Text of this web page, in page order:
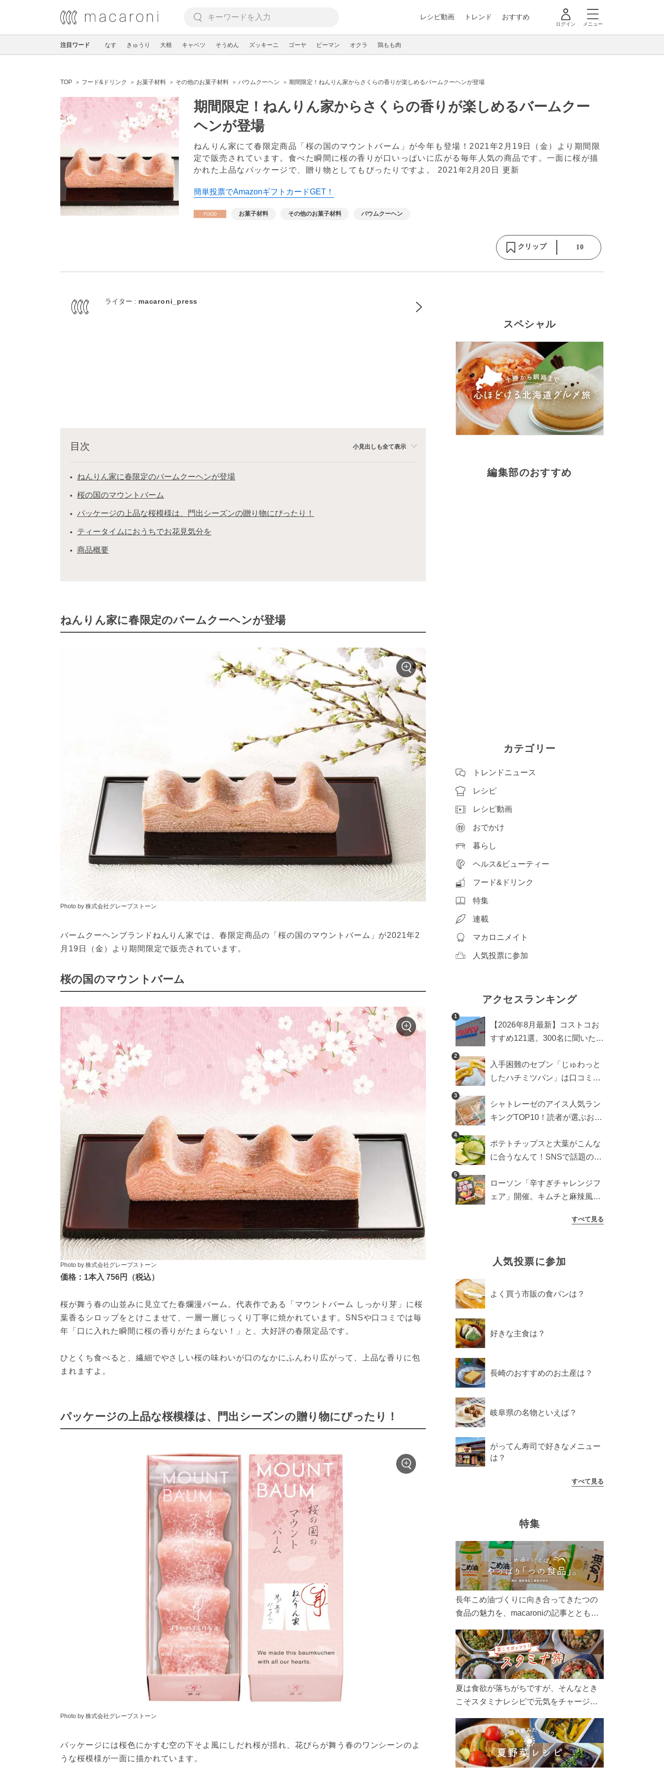
レシピ動画 トレンド おすすめ
ログイン メニュー
注目ワード なす きゅうり 大根 キャベツ そうめん ズッキーニ ゴーヤ ピーマン オクラ 鶏もも肉
TOP フード&ドリンク お菓子材料 その他のお菓子材料 バウムクーヘン 期間限定！ねんりん家からさくらの香りが楽しめるバームクーヘンが登場
期間限定！ねんりん家からさくらの香りが楽しめるバームクー
ヘンが登場
ねんりん家にて春限定商品「桜の国のマウントバーム」が今年も登場！2021年2月19日（金）より期間限
定で販売されています。食べた瞬間に桜の香りが口いっぱいに広がる毎年人気の商品です。一面に桜が描
かれた上品なパッケージで、贈り物としてもぴったりですよ。 2021年2月20日 更新
簡単投票でAmazonギフトカードGET！
お菓子材料 その他のお菓子材料 バウムクーヘン
クリップ 10
ライター : macaroni_press
目次 小見出しも全て表示
ねんりん家に春限定のバームクーヘンが登場
桜の国のマウントバーム
パッケージの上品な桜模様は、門出シーズンの贈り物にぴったり！
ティータイムにおうちでお花見気分を
商品概要
ねんりん家に春限定のバームクーヘンが登場
Photo by 株式会社グレープストーン
バームクーヘンブランドねんりん家では、春限定商品の「桜の国のマウントバーム」が2021年2
月19日（金）より期間限定で販売されています。
桜の国のマウントバーム
Photo by 株式会社グレープストーン
価格：1本入 756円（税込）
桜が舞う春の山並みに見立てた春爛漫バーム。代表作である「マウントバーム しっかり芽」に桜
葉香るシロップをとけこませて、一層一層じっくり丁寧に焼かれています。SNSや口コミでは毎
年「口に入れた瞬間に桜の香りがたまらない！」と、大好評の春限定品です。
ひとくち食べると、繊細でやさしい桜の味わいが口のなかにふんわり広がって、上品な香りに包
まれますよ。
パッケージの上品な桜模様は、門出シーズンの贈り物にぴったり！
Photo by 株式会社グレープストーン
パッケージには桜色にかすむ空の下そよ風にしだれ桜が揺れ、花びらが舞う春のワンシーンのよ
うな桜模様が一面に描かれています。
スペシャル
編集部のおすすめ
カテゴリー
トレンドニュース
レシピ
レシピ動画
おでかけ
暮らし
ヘルス&ビューティー
フード&ドリンク
特集
連載
マカロニメイト
人気投票に参加
アクセスランキング
1
【2026年8月最新】コストコお
すすめ121選。300名に聞いた買
め商品も
2
入手困難のセブン「じゅわっと
したハチミツパン」は口コミ通
検証
3
シャトレーゼのアイス人気ラン
キングTOP10！読者が選ぶおす
4
ポテトチップスと大葉がこんな
に合うなんて！SNSで話題の食
5
ローソン「辛すぎチャレンジフ
ェア」開催。キムチと麻辣風の
すべて見る
人気投票に参加
よく買う市販の食パンは？
好きな主食は？
長崎のおすすめのお土産は？
岐阜県の名物といえば？
がってん寿司で好きなメニュー
は？
すべて見る
特集
長年こめ油づくりに向き合ってきたつの
食品の魅力を、macaroniの記事とともに
ん、製造現場や品質へのこだわりまで。
こめ油をもっと好きになるコンテンツを
ぜひお楽しみください。
夏は食欲が落ちがちですが、そんなとき
こそスタミナレシピで元気をチャージ！
リ食べて、夏バテを吹き飛ばしましょ
う！